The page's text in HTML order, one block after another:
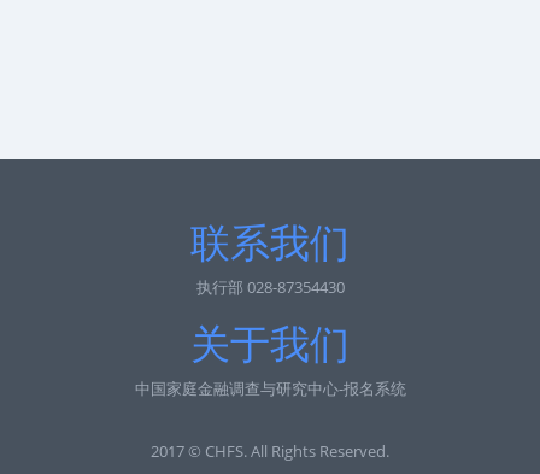
联系我们
执行部 028-87354430
关于我们
中国家庭金融调查与研究中心-报名系统
2017 © CHFS. All Rights Reserved.